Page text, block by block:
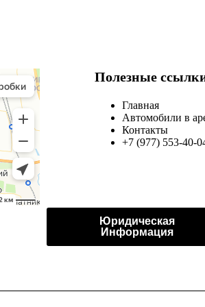
Полезные
Главная
Автомобили в
Контакты
+7 (977) 553-40-
Юридическая
Информация